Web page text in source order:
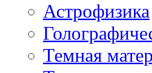
Астрофизика
Темная